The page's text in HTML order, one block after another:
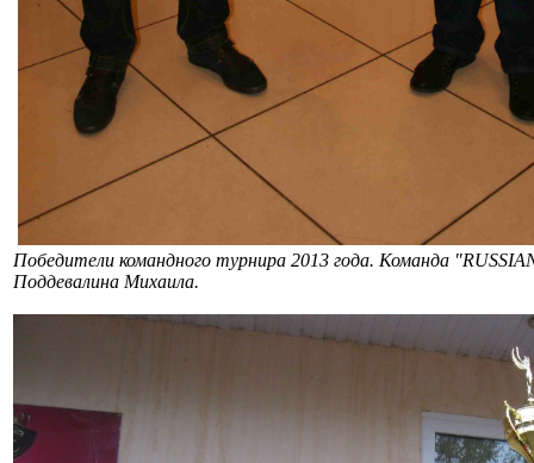
Победители командного турнира 2013 года. Команда
Поддевалина Михаила.